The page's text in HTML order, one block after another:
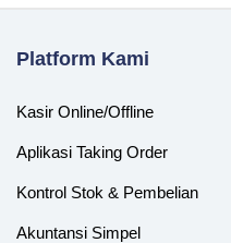
Platform Kami
Kasir Online/Offline
Aplikasi Taking Order
Kontrol Stok & Pembelian
Akuntansi Simpel